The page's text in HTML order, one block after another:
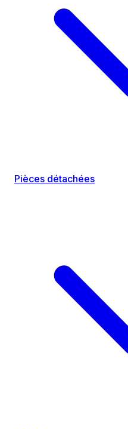
Pièces détachées